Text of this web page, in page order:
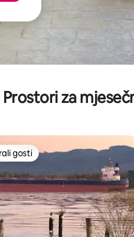
Prostori za
gosti
gosti